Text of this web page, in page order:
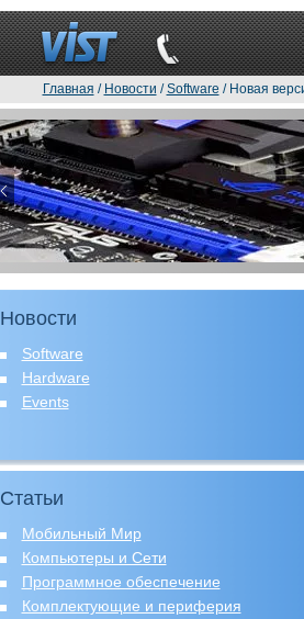
Главная / Новости /Software / Новая
Новости
Software
Hardware
Events
Статьи
Мобильный Мир
Компьютеры и Сети
Программное обеспечение
Комплектующие и периферия